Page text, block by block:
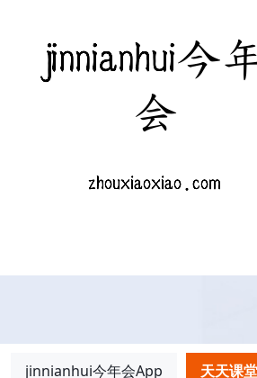
jinnianhui今年会App 天天课堂